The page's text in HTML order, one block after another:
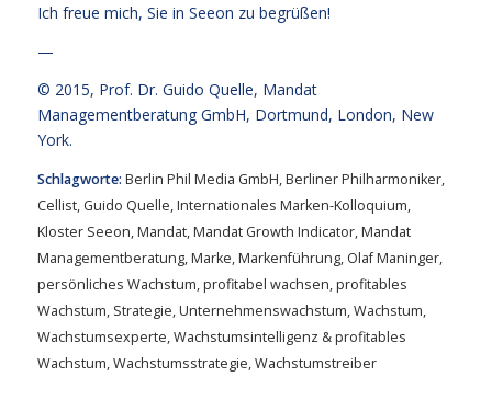
Ich freue mich, Sie in Seeon zu begrüßen!
—
© 2015, Prof. Dr. Guido Quelle, Mandat
Managementberatung GmbH, Dortmund, London, New
York.
Schlagworte: Berlin Phil Media GmbH,Berliner Philharmoniker,
Cellist, Guido Quelle,Internationales Marken-Kolloquium,
Kloster Seeon,Mandat,Mandat Growth Indicator,Mandat
Managementberatung,Marke,Markenführung, Olaf Maninger,
persönliches Wachstum,profitabel wachsen,profitables
Wachstum, Strategie,Unternehmenswachstum,Wachstum,
Wachstumsexperte,Wachstumsintelligenz & profitables
Wachstum,Wachstumsstrategie,Wachstumstreiber